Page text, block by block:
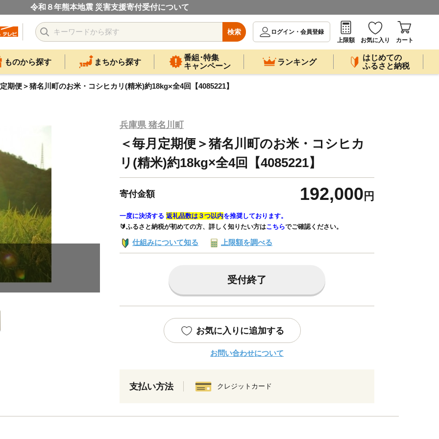
令和８年熊本地震 災害支援寄付受付について
検索
ログイン・会員登録
上限額
お気に入り カート
ものから探す まちから探す
番組･特集
キャンペーン
ランキング
はじめての
ふるさと納税
期便＞猪名川町のお米・コシヒカリ(精米)約18kg×全4回【4085221】
兵庫県 猪名川町
＜毎月定期便＞猪名川町のお米・コシヒカ
リ(精米)約18kg×全4回【4085221】
寄付金額 192,000 円
一度に決済する 返礼品数は３つ以内を推奨しております。
🔰ふるさと納税が初めての方、詳しく知りたい方はこちらでご確認ください。
仕組みについて知る 上限額を調べる
受付終了
お気に入りに追加する
お問い合わせについて
支払い方法 クレジットカード